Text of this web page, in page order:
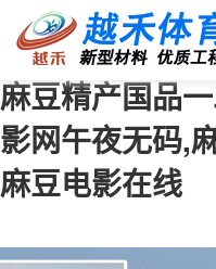
麻豆精产国品
影网午夜无码,
麻豆电影在线